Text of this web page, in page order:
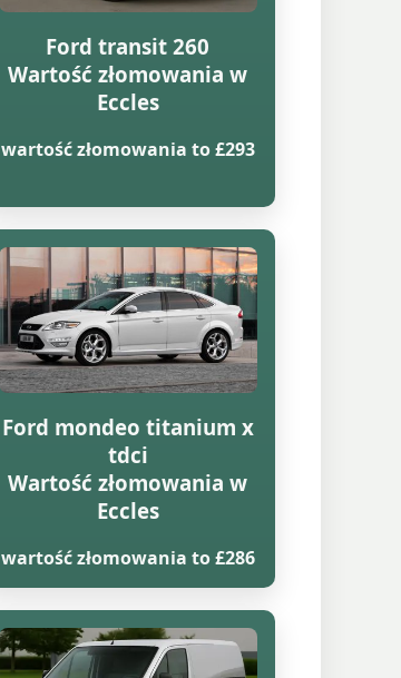
Ford transit 260
Wartość złomowania w
Eccles
wartość złomowania to £293
Ford mondeo titanium x
tdci
Wartość złomowania w
Eccles
wartość złomowania to £286